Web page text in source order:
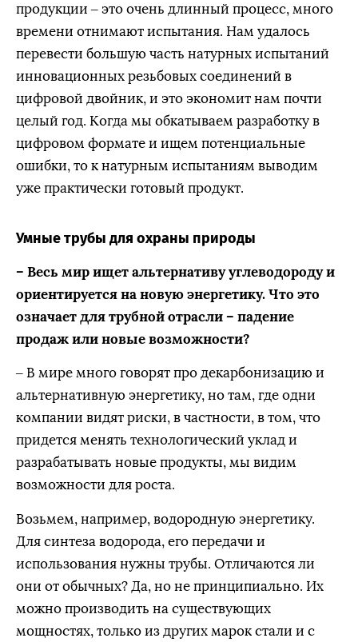
продукции – это очень длинный процесс, много
времени отнимают испытания. Нам удалось
перевести большую часть натурных испытаний
инновационных резьбовых соединений в
цифровой двойник, и это экономит нам почти
целый год. Когда мы обкатываем разработку в
цифровом формате и ищем потенциальные
ошибки, то к натурным испытаниям выводим
уже практически готовый продукт.
Умные трубы для охраны природы
– Весь мир ищет альтернативу углеводороду и
ориентируется на новую энергетику. Что это
означает для трубной отрасли – падение
продаж или новые возможности?
– В мире много говорят про декарбонизацию и
альтернативную энергетику, но там, где одни
компании видят риски, в частности, в том, что
придется менять технологический уклад и
разрабатывать новые продукты, мы видим
возможности для роста.
Возьмем, например, водородную энергетику.
Для синтеза водорода, его передачи и
использования нужны трубы. Отличаются ли
они от обычных? Да, но не принципиально. Их
можно производить на существующих
мощностях, только из других марок стали и с